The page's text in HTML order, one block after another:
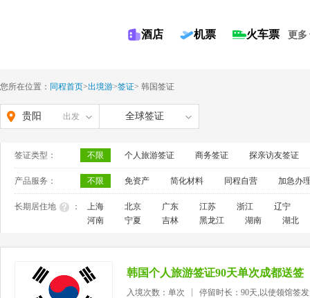
酒店 机票 火车票 更多
您所在位置： 同程首页>出境游>签证> 韩国签证
贵阳 出发 全球签证
签证类型： 不限 个人旅游签证 商务签证 探亲访友签证
产品服务： 不限 免资产 简化材料 同程自营 加急办
长期居住地 ： 上海 北京 广东 江苏 浙江
辽宁
河南
宁夏 吉林 黑龙江 湖南 湖北
韩国个人旅游签证90天单次成都送签
入境次数：单次
停留时长：90天,以使领馆签